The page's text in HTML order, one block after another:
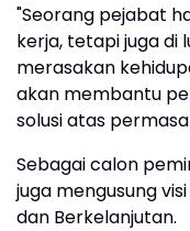
"Seorang pejabat
kerja, tetapi juga di
merasakan
akan membantu
solusi atas
Sebagai calon
juga mengusung
dan Berkelanjutan.